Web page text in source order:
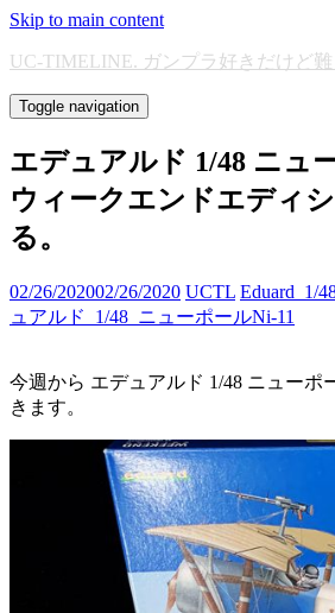
Skip to main content
UC-TIMELINE. ガンプラ好きだけど難
Toggle navigation
エデュアルド 1/48 ニュ
ウィークエンドエディ
る。
02/26/202002/26/2020 UCTL Eduard_1/
ュアルド_1/48_ニューポールNi-11
今週から エデュアルド 1/48 ニューポ
きます。